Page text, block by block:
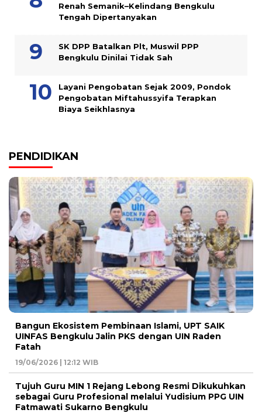
Renah Semanik–Kelindang Bengkulu
Tengah Dipertanyakan
SK DPP Batalkan Plt, Muswil PPP
Bengkulu Dinilai Tidak Sah
Layani Pengobatan Sejak 2009, Pondok
Pengobatan Miftahussyifa Terapkan
Biaya Seikhlasnya
PENDIDIKAN
Bangun Ekosistem Pembinaan Islami, UPT SAIK
UINFAS Bengkulu Jalin PKS dengan UIN Raden
Fatah
19/06/2026 | 12:12 WIB
Tujuh Guru MIN 1 Rejang Lebong Resmi Dikukuhkan
sebagai Guru Profesional melalui Yudisium PPG UIN
Fatmawati Sukarno Bengkulu